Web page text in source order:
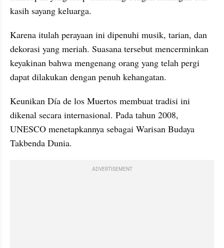
kasih sayang keluarga.
Karena itulah perayaan ini dipenuhi musik, tarian, dan
dekorasi yang meriah. Suasana tersebut mencerminkan
keyakinan bahwa mengenang orang yang telah pergi
dapat dilakukan dengan penuh kehangatan.
Keunikan Día de los Muertos membuat tradisi ini
dikenal secara internasional. Pada tahun 2008,
UNESCO menetapkannya sebagai Warisan Budaya
Takbenda Dunia.
ADVERTISEMENT